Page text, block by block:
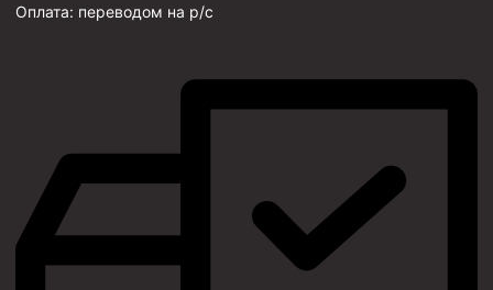
Оплата: переводом на р/с